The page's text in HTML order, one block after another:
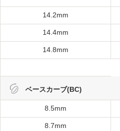
14.2mm
14.4mm
14.8mm
ベースカーブ(BC)
8.5mm
8.7mm